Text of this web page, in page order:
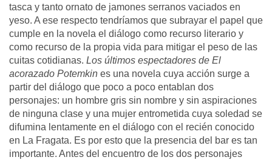
tasca y tanto ornato de jamones serranos vaciados en
yeso. A ese respecto tendríamos que subrayar el papel que
cumple en la novela el diálogo como recurso literario y
como recurso de la propia vida para mitigar el peso de las
cuitas cotidianas. Los últimos espectadores de El
acorazado Potemkin es una novela cuya acción surge a
partir del diálogo que poco a poco entablan dos
personajes: un hombre gris sin nombre y sin aspiraciones
de ninguna clase y una mujer entrometida cuya soledad se
difumina lentamente en el diálogo con el recién conocido
en La Fragata. Es por esto que la presencia del bar es tan
importante. Antes del encuentro de los dos personajes